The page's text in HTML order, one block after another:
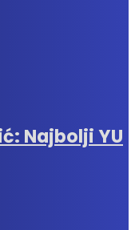
Najbolji YU